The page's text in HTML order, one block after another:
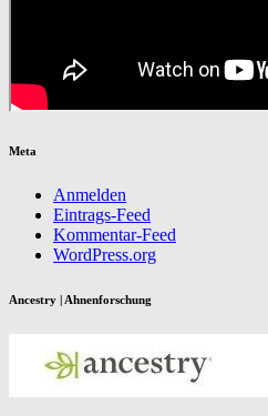
Meta
Anmelden
Eintrags-Feed
Kommentar-Feed
WordPress.org
Ancestry | Ahnenforschung